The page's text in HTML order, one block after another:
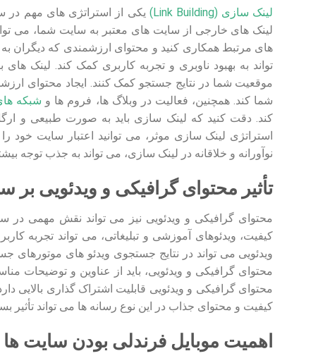
لینک سازی (Link Building)
یکی از استراتژی های مهم در
لینک های خارجی از سایت های معتبر به سایت شما، می
های مرتبط همکاری کنید و محتوای ارزشمندی که دیگران
تواند به بهبود ناوبری و تجربه کاربری کمک کند. لینک
موقعیت شما در نتایج جستجو کمک کنند. ایجاد محتوای
شما کند. همچنین، فعالیت در وبلاگ ها، فروم ها و شبکه
کند. دقت کنید که لینک سازی باید به صورت طبیعی و
استراتژی لینک سازی موثر، می توانید اعتبار سایت خود
نوآورانه و خلاقانه در لینک سازی، می تواند به جذب توجه
تأثیر محتوای گرافیکی و ویدئویی بر
محتوای گرافیکی و ویدئویی نیز می تواند نقش مهمی
کیفیت، ویدئوهای آموزشی و تبلیغاتی، می تواند تجربه
ویدئویی می تواند در نتایج جستجوی ویدئو های
محتوای گرافیکی و ویدئویی قابلیت اشتراک گذاری بالایی
کیفیت و محتوای جذاب در این نوع رسانه ها می تواند تأثیر
اهمیت موبایل فرندلی بودن سایت ها